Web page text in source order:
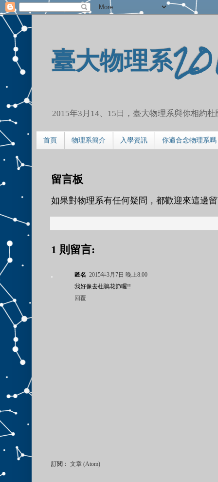
臺大物理系
2015年3月14、15日，臺大物理系與你相約
首頁 物理系簡介 入學資訊 你適合念物理系嗎
留言板
如果對物理系有任何疑問，都歡迎來這邊
1 則留言:
匿名 2015年3月7日 晚上8:00
我好像去杜鵑花節喔!!
回覆
訂閱： 文章 (Atom)